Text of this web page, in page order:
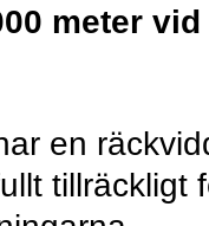
meter
en
tillräckligt